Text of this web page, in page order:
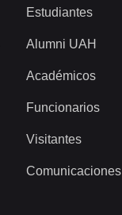
Estudiantes
Alumni UAH
Académicos
Funcionarios
Visitantes
Comunicaciones